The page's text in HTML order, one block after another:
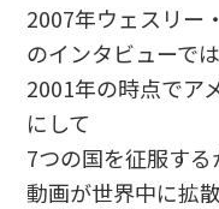
2007年ウェスリー
のインタビューでは
2001年の時点でア
にして
7つの国を征服す
動画が世界中に拡